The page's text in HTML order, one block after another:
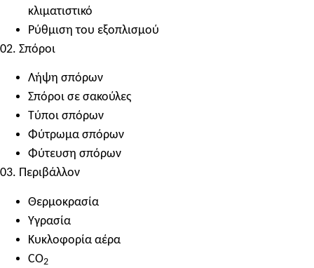
κλιματιστικό
Ρύθμιση του εξοπλισμού
02. Σπόροι
Λήψη σπόρων
Σπόροι σε σακούλες
Τύποι σπόρων
Φύτρωμα σπόρων
Φύτευση σπόρων
03. Περιβάλλον
Θερμοκρασία
Υγρασία
Κυκλοφορία αέρα
CO2